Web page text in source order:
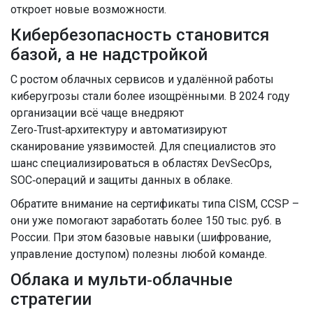
откроет новые возможности.
Кибербезопасность становится
базой, а не надстройкой
С ростом облачных сервисов и удалённой работы
киберугрозы стали более изощрёнными. В 2024 году
организации всё чаще внедряют
Zero‑Trust‑архитектуру и автоматизируют
сканирование уязвимостей. Для специалистов это
шанс специализироваться в областях DevSecOps,
SOC‑операций и защиты данных в облаке.
Обратите внимание на сертификаты типа CISM, CCSP –
они уже помогают заработать более 150 тыс. руб. в
России. При этом базовые навыки (шифрование,
управление доступом) полезны любой команде.
Облака и мульти‑облачные
стратегии